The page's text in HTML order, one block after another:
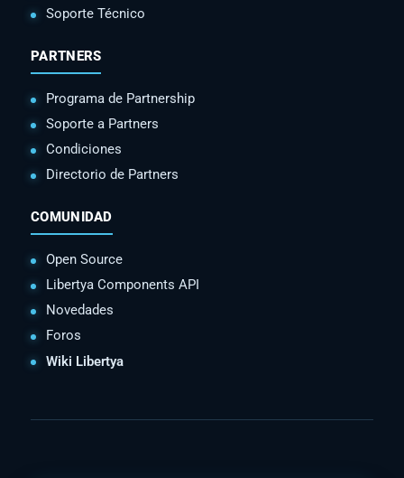
Soporte Técnico
PARTNERS
Programa de Partnership
Soporte a Partners
Condiciones
Directorio de Partners
COMUNIDAD
Open Source
Libertya Components API
Novedades
Foros
Wiki Libertya